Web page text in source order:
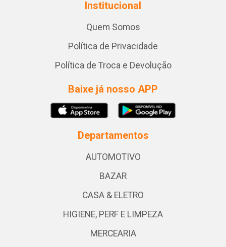
Institucional
Quem Somos
Política de Privacidade
Política de Troca e Devolução
Baixe já nosso APP
Departamentos
AUTOMOTIVO
BAZAR
CASA & ELETRO
HIGIENE, PERF E LIMPEZA
MERCEARIA